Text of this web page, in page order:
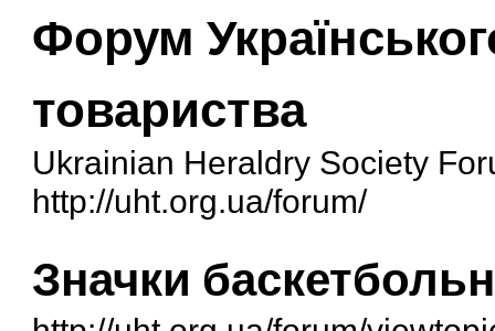
Форум
товариства
Ukrainian Heraldry Society
http://uht.org.ua/forum/
Значки